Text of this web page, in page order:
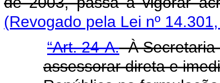
(Revogado pela Lei nº
“Art. 24-A.À Secretaria
assessorar direta e